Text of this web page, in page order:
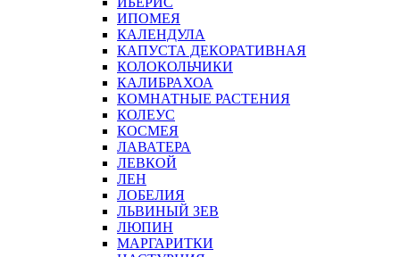
ИПОМЕЯ
КАЛЕНДУЛА
КАПУСТА ДЕКОРАТИВНАЯ
КОЛОКОЛЬЧИКИ
КАЛИБРАХОА
КОМНАТНЫЕ РАСТЕНИЯ
КОЛЕУС
КОСМЕЯ
ЛАВАТЕРА
ЛЕВКОЙ
ЛЕН
ЛОБЕЛИЯ
ЛЬВИНЫЙ ЗЕВ
ЛЮПИН
МАРГАРИТКИ